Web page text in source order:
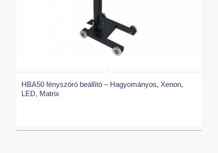
HBA50 fényszóró beállító – Hagyományos, Xenon,
LED, Matrix